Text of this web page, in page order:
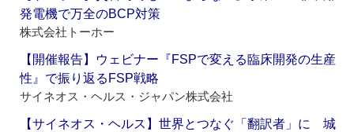
発電機で万全のBCP対策
株式会社トーホー
【開催報告】ウェビナー『FSPで変える臨床開発の生産
性』で振り返るFSP戦略
サイネオス・ヘルス・ジャパン株式会社
【サイネオス・ヘルス】世界とつなぐ「翻訳者」に 城